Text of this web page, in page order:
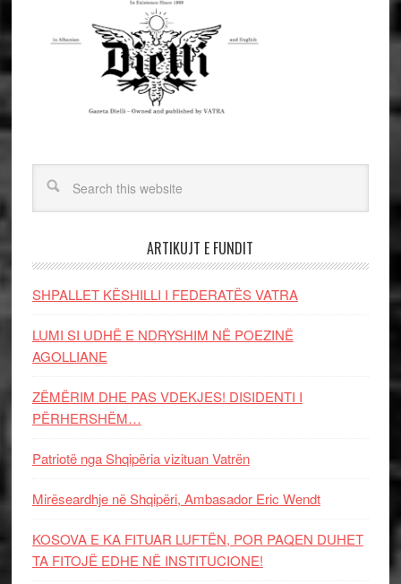
ARTIKUJT E FUNDIT
SHPALLET KËSHILLI I FEDERATËS VATRA
LUMI SI UDHË E NDRYSHIM NË POEZINË
AGOLLIANE
ZËMËRIM DHE PAS VDEKJES! DISIDENTI I
PËRHERSHËM…
Patriotë nga Shqipëria vizituan Vatrën
Mirëseardhje në Shqipëri, Ambasador Eric Wendt
KOSOVA E KA FITUAR LUFTËN, POR PAQEN DUHET
TA FITOJË EDHE NË INSTITUCIONE!